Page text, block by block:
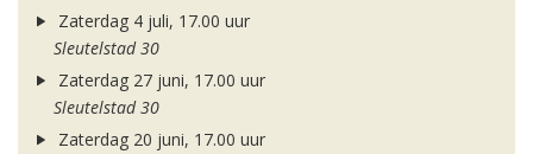
Zaterdag 4 juli, 17.00 uur
Sleutelstad 30
Zaterdag 27 juni, 17.00 uur
Sleutelstad 30
Zaterdag 20 juni, 17.00 uur